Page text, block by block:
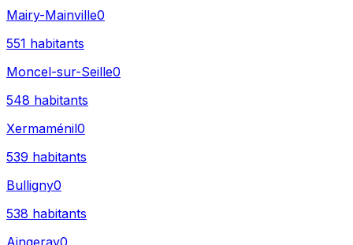
Mairy-Mainville0
551 habitants
Moncel-sur-Seille0
548 habitants
Xermaménil0
539 habitants
Bulligny0
538 habitants